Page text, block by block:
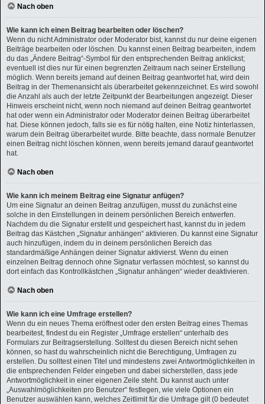
Nach oben
Wie kann ich einen Beitrag bearbeiten oder löschen?
Wenn du nicht Administrator oder Moderator bist, kannst du nur deine eigenen
Beiträge bearbeiten oder löschen. Du kannst einen Beitrag bearbeiten, indem
du das „Ändere Beitrag“-Symbol für den entsprechenden Beitrag anklickst;
eventuell ist dies nur für einen begrenzten Zeitraum nach seiner Erstellung
möglich. Wenn bereits jemand auf deinen Beitrag geantwortet hat, wird dein
Beitrag in der Themenansicht als überarbeitet gekennzeichnet. Es wird sowohl
die Anzahl als auch der letzte Zeitpunkt der Bearbeitungen angezeigt. Dieser
Hinweis erscheint nicht, wenn noch niemand auf deinen Beitrag geantwortet
hat oder wenn ein Administrator oder Moderator deinen Beitrag überarbeitet
hat. Diese können jedoch, falls sie es für nötig halten, eine Notiz hinterlassen,
warum dein Beitrag überarbeitet wurde. Bitte beachte, dass normale Benutzer
einen Beitrag nicht löschen können, wenn bereits jemand darauf geantwortet
hat.
Nach oben
Wie kann ich meinem Beitrag eine Signatur anfügen?
Um eine Signatur an deinen Beitrag anzufügen, musst du zunächst eine
solche in den Einstellungen in deinem persönlichen Bereich entwerfen.
Nachdem du die Signatur erstellt und gespeichert hast, kannst du in jedem
Beitrag das Kästchen „Signatur anhängen“ aktivieren. Du kannst eine Signatur
auch hinzufügen, indem du in deinem persönlichen Bereich das
standardmäßige Anhängen deiner Signatur aktivierst. Wenn du einen
einzelnen Beitrag dennoch ohne Signatur verfassen möchtest, so kannst du
dort einfach das Kontrollkästchen „Signatur anhängen“ wieder deaktivieren.
Nach oben
Wie kann ich eine Umfrage erstellen?
Wenn du ein neues Thema eröffnest oder den ersten Beitrag eines Themas
bearbeitest, findest du ein Register „Umfrage erstellen“ unterhalb des
Formulars zur Beitragserstellung. Solltest du diesen Bereich nicht sehen
können, so hast du wahrscheinlich nicht die Berechtigung, Umfragen zu
erstellen. Du solltest einen Titel und mindestens zwei Antwortmöglichkeiten in
die entsprechenden Felder eingeben und dabei sicherstellen, dass jede
Antwortmöglichkeit in einer eigenen Zeile steht. Du kannst auch unter
„Auswahlmöglichkeiten pro Benutzer“ festlegen, wie viele Optionen ein
Benutzer auswählen kann, welches Zeitlimit für die Umfrage gilt (0 bedeutet